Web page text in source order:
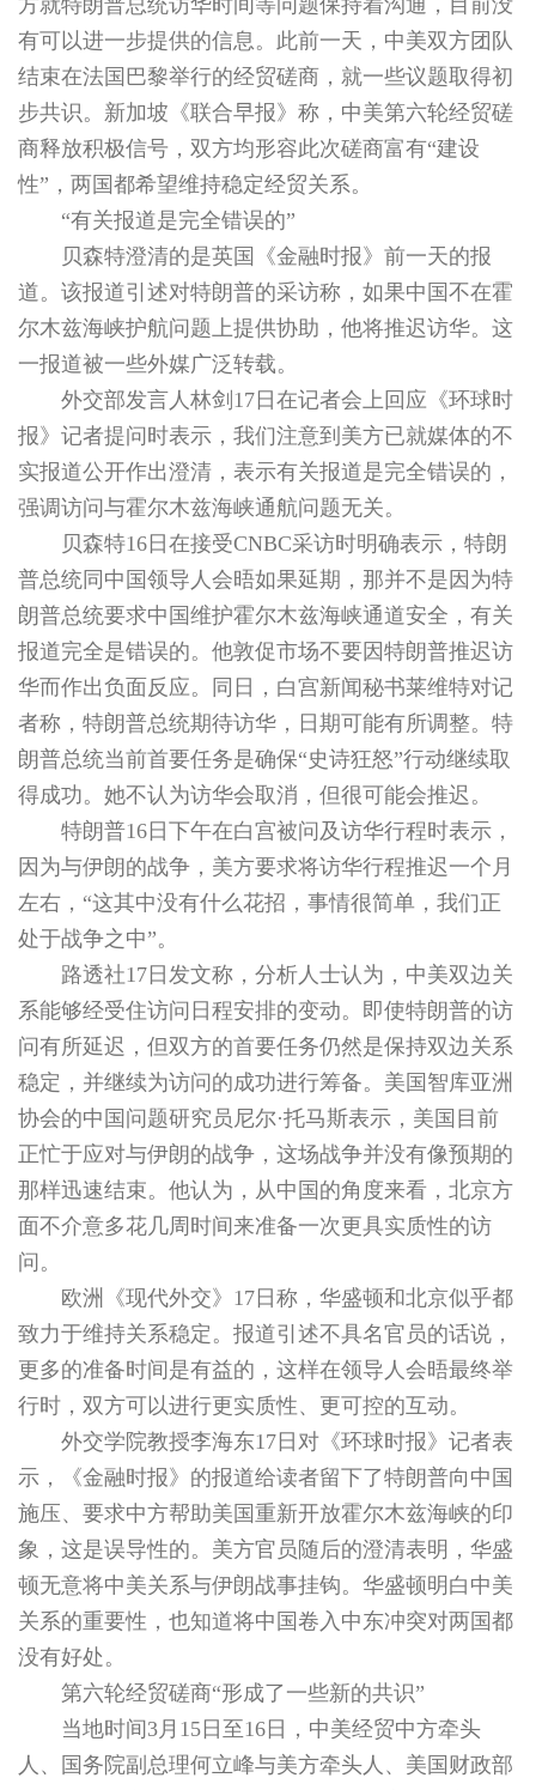
方就特朗普总统访华时间等问题保持着沟通，目前没
有可以进一步提供的信息。此前一天，中美双方团队
结束在法国巴黎举行的经贸磋商，就一些议题取得初
步共识。新加坡《联合早报》称，中美第六轮经贸磋
商释放积极信号，双方均形容此次磋商富有“建设
性”，两国都希望维持稳定经贸关系。
“有关报道是完全错误的”
贝森特澄清的是英国《金融时报》前一天的报
道。该报道引述对特朗普的采访称，如果中国不在霍
尔木兹海峡护航问题上提供协助，他将推迟访华。这
一报道被一些外媒广泛转载。
外交部发言人林剑17日在记者会上回应《环球时
报》记者提问时表示，我们注意到美方已就媒体的不
实报道公开作出澄清，表示有关报道是完全错误的，
强调访问与霍尔木兹海峡通航问题无关。
贝森特16日在接受CNBC采访时明确表示，特朗
普总统同中国领导人会晤如果延期，那并不是因为特
朗普总统要求中国维护霍尔木兹海峡通道安全，有关
报道完全是错误的。他敦促市场不要因特朗普推迟访
华而作出负面反应。同日，白宫新闻秘书莱维特对记
者称，特朗普总统期待访华，日期可能有所调整。特
朗普总统当前首要任务是确保“史诗狂怒”行动继续取
得成功。她不认为访华会取消，但很可能会推迟。
特朗普16日下午在白宫被问及访华行程时表示，
因为与伊朗的战争，美方要求将访华行程推迟一个月
左右，“这其中没有什么花招，事情很简单，我们正
处于战争之中”。
路透社17日发文称，分析人士认为，中美双边关
系能够经受住访问日程安排的变动。即使特朗普的访
问有所延迟，但双方的首要任务仍然是保持双边关系
稳定，并继续为访问的成功进行筹备。美国智库亚洲
协会的中国问题研究员尼尔·托马斯表示，美国目前
正忙于应对与伊朗的战争，这场战争并没有像预期的
那样迅速结束。他认为，从中国的角度来看，北京方
面不介意多花几周时间来准备一次更具实质性的访
问。
欧洲《现代外交》17日称，华盛顿和北京似乎都
致力于维持关系稳定。报道引述不具名官员的话说，
更多的准备时间是有益的，这样在领导人会晤最终举
行时，双方可以进行更实质性、更可控的互动。
外交学院教授李海东17日对《环球时报》记者表
示，《金融时报》的报道给读者留下了特朗普向中国
施压、要求中方帮助美国重新开放霍尔木兹海峡的印
象，这是误导性的。美方官员随后的澄清表明，华盛
顿无意将中美关系与伊朗战事挂钩。华盛顿明白中美
关系的重要性，也知道将中国卷入中东冲突对两国都
没有好处。
第六轮经贸磋商“形成了一些新的共识”
当地时间3月15日至16日，中美经贸中方牵头
人、国务院副总理何立峰与美方牵头人、美国财政部